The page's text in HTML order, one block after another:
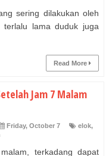
sering dilakukan oleh
lama duduk juga
Read More
Jam 7 Malam
Friday, October 7 elok,
terkadang dapat